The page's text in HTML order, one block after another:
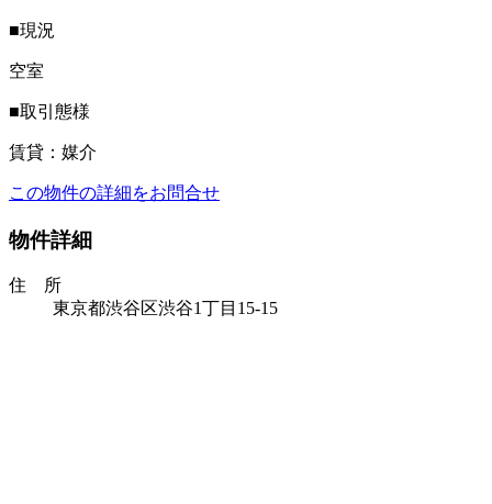
■現況
空室
■取引態様
賃貸：媒介
この物件の詳細をお問合せ
物件詳細
住 所
東京都渋谷区渋谷1丁目15-15